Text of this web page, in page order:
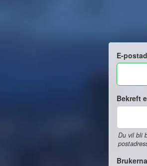
E-
Bekreft
Du vil bli